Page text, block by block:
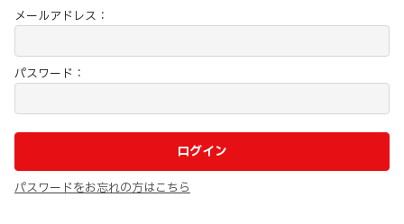
メールアドレス：
パスワード：
パスワードをお忘れの方はこちら